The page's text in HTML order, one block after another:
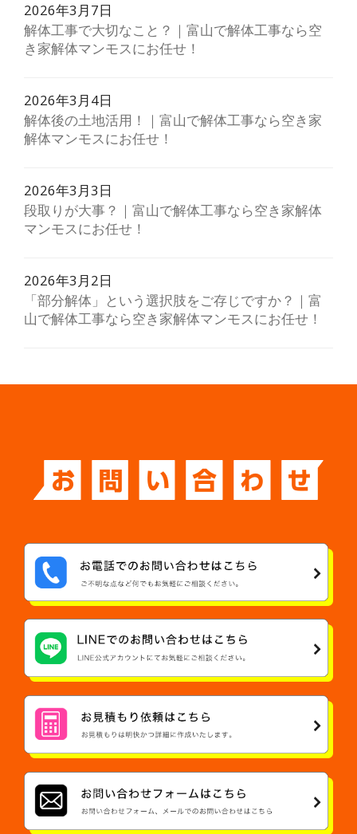
2026年3月7日
解体工事で大切なこと？｜富山で解体工事なら空
き家解体マンモスにお任せ！
2026年3月4日
解体後の土地活用！｜富山で解体工事なら空き家
解体マンモスにお任せ！
2026年3月3日
段取りが大事？｜富山で解体工事なら空き家解体
マンモスにお任せ！
2026年3月2日
「部分解体」という選択肢をご存じですか？｜富
山で解体工事なら空き家解体マンモスにお任せ！